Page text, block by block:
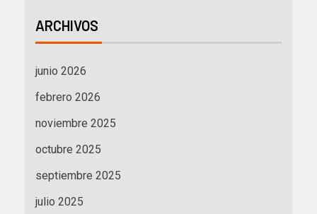
ARCHIVOS
junio 2026
febrero 2026
noviembre 2025
octubre 2025
septiembre 2025
julio 2025